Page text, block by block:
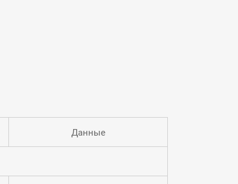
Данные